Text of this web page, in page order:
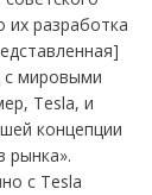
разработка
с мировыми
Tesla, и
концепции
рынка».
с Tesla